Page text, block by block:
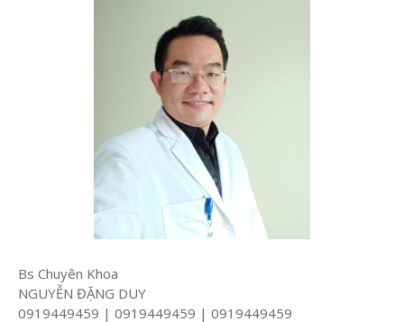
Bs Chuyên Khoa
NGUYỄN ĐẶNG DUY
0919449459 | 0919449459 | 0919449459